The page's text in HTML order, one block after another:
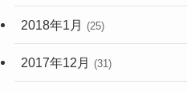
2018年1月 (25)
2017年12月 (31)